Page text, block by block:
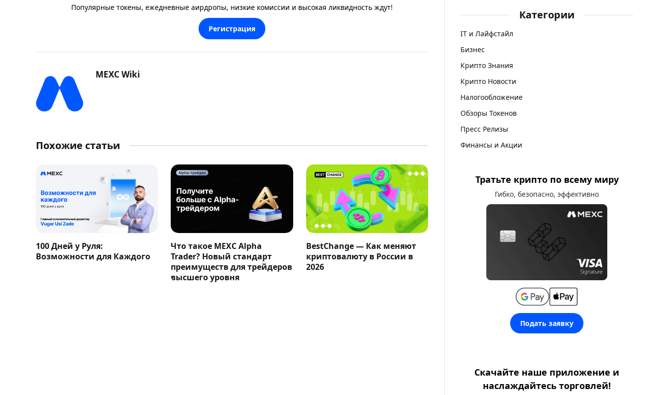
Популярные токены, ежедневные аирдропы, низкие комиссии и высокая ликвидность ждут!
Регистрация
MEXC Wiki
Похожие статьи
100 Дней у Руля:
Возможности для Каждого
Что такое MEXC Alpha
Trader? Новый стандарт
преимуществ для трейдеров
высшего уровня
BestChange — Как меняют
криптовалюту в России в
2026
Категории
IT и Лайфстайл
Бизнес
Крипто Знания
Крипто Новости
Налогообложение
Обзоры Токенов
Пресс Релизы
Финансы и Акции
Тратьте крипто по всему миру
Гибко, безопасно, эффективно
Подать заявку
Скачайте наше приложение и
наслаждайтесь торговлей!